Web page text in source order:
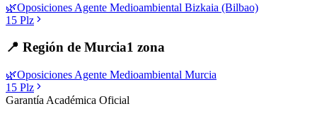
🌿Oposiciones Agente Medioambiental Bizkaia (Bilbao)
15 Plz
📍 Región de Murcia1 zona
🌿Oposiciones Agente Medioambiental Murcia
15 Plz
Garantía Académica Oficial